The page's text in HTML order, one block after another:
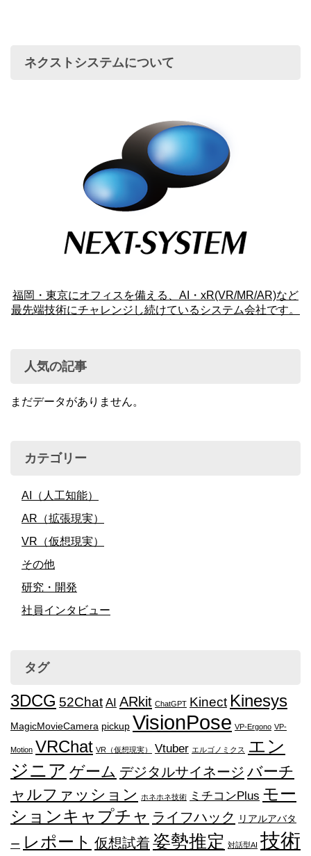
ネクストシステムについて
福岡・東京にオフィスを備える、AI・xR(VR/MR/AR)など
最先端技術にチャレンジし続けているシステム会社です。
人気の記事
まだデータがありません。
カテゴリー
AI（人工知能）
AR（拡張現実）
VR（仮想現実）
その他
研究・開発
社員インタビュー
タグ
3DCG 52Chat AI ARkit ChatGPT Kinect Kinesys
MagicMovieCamera pickup VisionPose VP-Ergono VP-
Motion VRChat VR（仮想現実） Vtuber エルゴノミクス エン
ジニア ゲーム デジタルサイネージ バーチ
ャルファッション
ホネホネ技術 ミチコンPlus モー
ションキャプチャ ライフハック リアルアバタ
ー レポート 仮想試着姿勢推定 対話型AI 技術